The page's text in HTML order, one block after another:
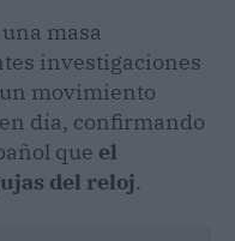
masa
investigaciones
movimiento
día, confirmando
que el
del reloj.